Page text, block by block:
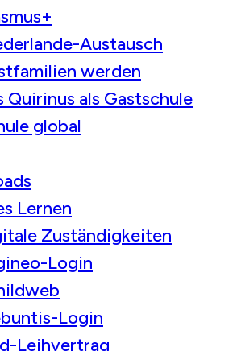
Austausch
werden
Quirinus als Gastschule
global
Lernen
Zuständigkeiten
Login
Login
Leihvertrag